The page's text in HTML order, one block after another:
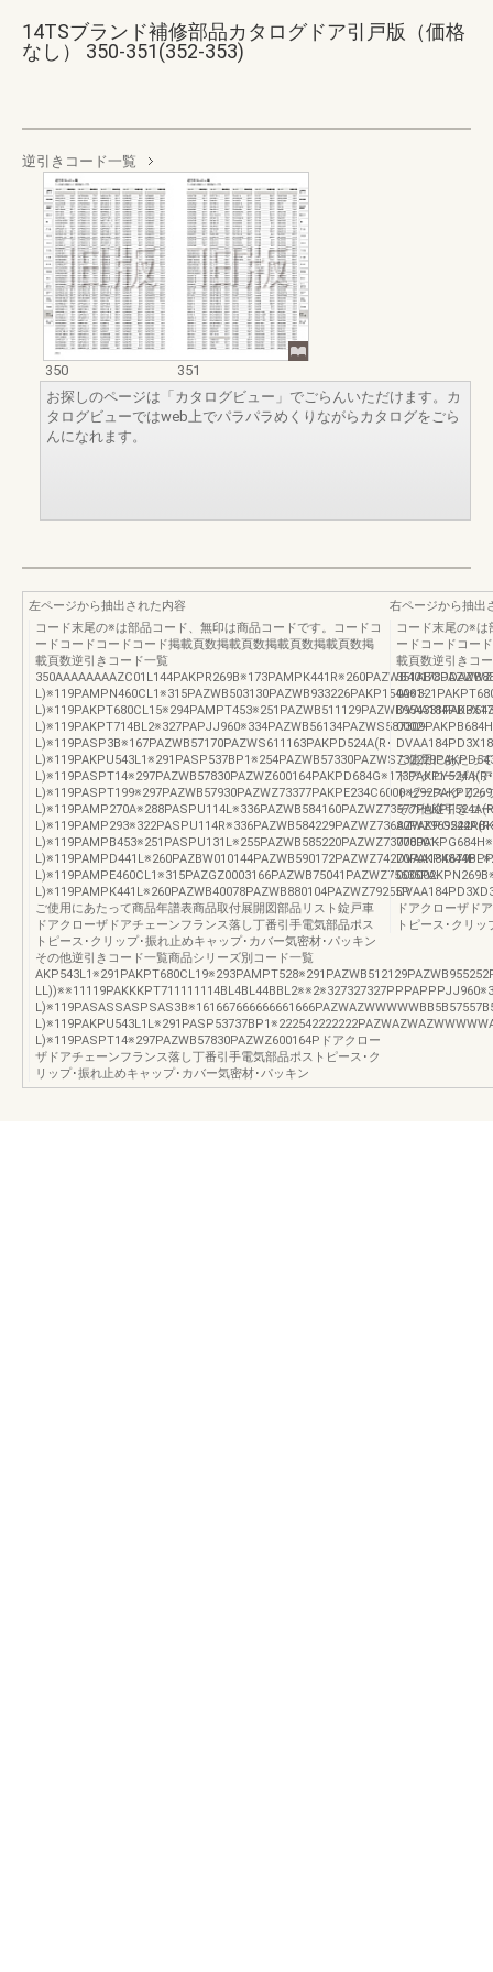
14TSブランド補修部品カタログドア引戸版（価格
なし） 350-351(352-353)
逆引きコード一覧
350
351
お探しのページは「カタログビュー」でごらんいただけます。カ
タログビューではweb上でパラパラめくりながらカタログをごら
んになれます。
左ページから抽出された内容
コード末尾の※は部品コード、無印は商品コードです。コードコ
ードコードコードコード掲載頁数掲載頁数掲載頁数掲載頁数掲
載頁数逆引きコード一覧
L)※119PASP3B※167PAZWB57170PAZWS611163PAKPD524A(R･
L)※119PASPT14※297PAZWB57830PAZWZ600164PAKPD684G※173PAKPY524A(R･
L)※119PAMP293※322PASPU114R※336PAZWB584229PAZWZ73680PAKPG524A(R
L)※119PAMPK441L※260PAZWB40078PAZWB880104PAZWZ79255P
ご使用にあたって商品年譜表商品取付展開図部品リスト錠戸車
ドアクローザドアチェーンフランス落し丁番引手電気部品ポス
トピース･クリップ･振れ止めキャップ･カバー気密材･パッキン
その他逆引きコード一覧商品シリーズ別コード一覧
L)※119PASPT14※297PAZWB57830PAZWZ600164Pドアクロー
ザドアチェーンフランス落し丁番引手電気部品ポストピース･ク
リップ･振れ止めキャップ･カバー気密材･パッキン
右ページから抽出
コード末尾の※は
ードコードコー
載頁数逆引きコ
0001-
0002-
ご使用にあたっ
ドアクローザド
トピース･クリッ
その他逆引きコ
000001-
000002-
ドアクローザド
トピース･クリ